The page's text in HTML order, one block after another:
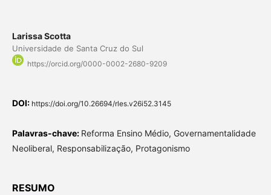
Larissa Scotta
Universidade de Santa Cruz do Sul
https://orcid.org/0000-0002-2680-9209
DOI: https://doi.org/10.26694/rles.v26i52.3145
Palavras-chave: Reforma Ensino Médio, Governamentalidade
Neoliberal, Responsabilização, Protagonismo
RESUMO